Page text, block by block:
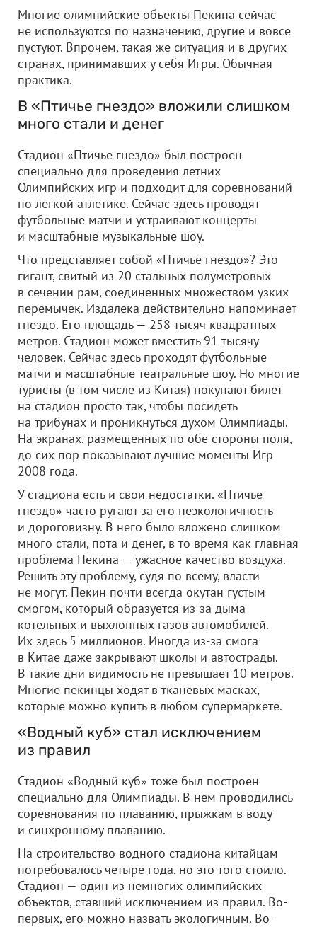
Многие олимпийские объекты Пекина сейчас
не используются по назначению, другие и вовсе
пустуют. Впрочем, такая же ситуация и в других
странах, принимавших у себя Игры. Обычная
практика.
В «Птичье гнездо» вложили слишком
много стали и денег
Стадион «Птичье гнездо» был построен
специально для проведения летних
Олимпийских игр и подходит для соревнований
по легкой атлетике. Сейчас здесь проводят
футбольные матчи и устраивают концерты
и масштабные музыкальные шоу.
Что представляет собой «Птичье гнездо»? Это
гигант, свитый из 20 стальных полуметровых
в сечении рам, соединенных множеством узких
перемычек. Издалека действительно напоминает
гнездо. Его площадь — 258 тысяч квадратных
метров. Стадион может вместить 91 тысячу
человек. Сейчас здесь проходят футбольные
матчи и масштабные театральные шоу. Но многие
туристы (в том числе из Китая) покупают билет
на стадион просто так, чтобы посидеть
на трибунах и проникнуться духом Олимпиады.
На экранах, размещенных по обе стороны поля,
до сих пор показывают лучшие моменты Игр
2008 года.
У стадиона есть и свои недостатки. «Птичье
гнездо» часто ругают за его неэкологичность
и дороговизну. В него было вложено слишком
много стали, пота и денег, в то время как главная
проблема Пекина — ужасное качество воздуха.
Решить эту проблему, судя по всему, власти
не могут. Пекин почти всегда окутан густым
смогом, который образуется из-за дыма
котельных и выхлопных газов автомобилей.
Их здесь 5 миллионов. Иногда из-за смога
в Китае даже закрывают школы и автострады.
В такие дни видимость не превышает 10 метров.
Многие пекинцы ходят в тканевых масках,
которые можно купить в любом супермаркете.
«Водный куб» стал исключением
из правил
Стадион «Водный куб» тоже был построен
специально для Олимпиады. В нем проводились
соревнования по плаванию, прыжкам в воду
и синхронному плаванию.
На строительство водного стадиона китайцам
потребовалось четыре года, но это того стоило.
Стадион — один из немногих олимпийских
объектов, ставший исключением из правил. Во-
первых, его можно назвать экологичным. Во-